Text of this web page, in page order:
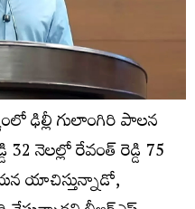
ఢిల్లీ గులాంగిరి పాలన
నెలల్లో రేవంత్ రెడ్డి 75
యాచిస్తున్నాడో,